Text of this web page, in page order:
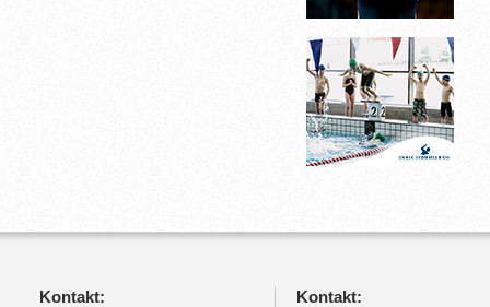
Kontakt: Kontakt: